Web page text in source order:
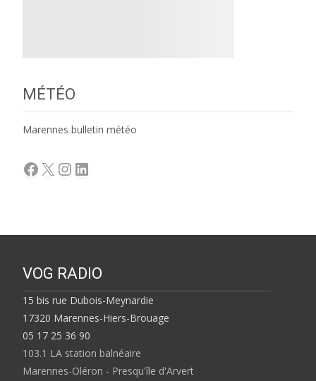
MÉTÉO
Marennes bulletin météo
Facebook
X Instagram
LinkedIn
VOG RADIO
15 bis rue Dubois-Meynardie
17320 Marennes-Hiers-Brouage
05 17 25 36 90
103.1 LA station balnéaire
Marennes-Oléron - Presqu'île d'Arvert